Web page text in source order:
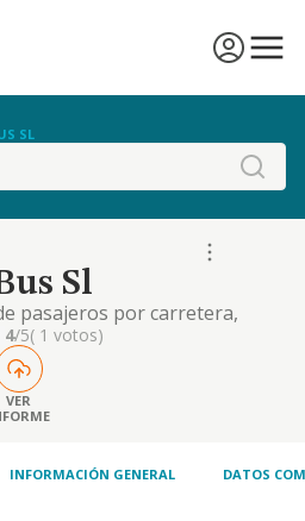
SL
Sl
pasajeros por carretera,
4/5( 1 votos)
VER
INFORMACIÓN GENERAL DATOS